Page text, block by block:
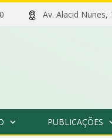
Av. Alacid
PUBLICAÇÕES